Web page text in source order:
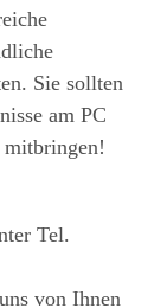
Sie sollten
am PC
Tel.
von Ihnen